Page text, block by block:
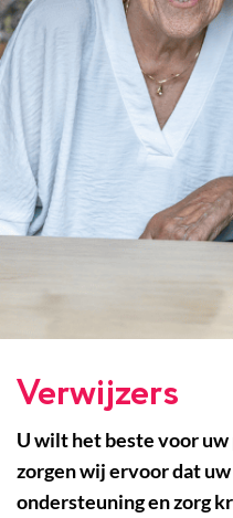
Verwijzers
U wilt het beste voor
zorgen wij ervoor dat
ondersteuning en zorg